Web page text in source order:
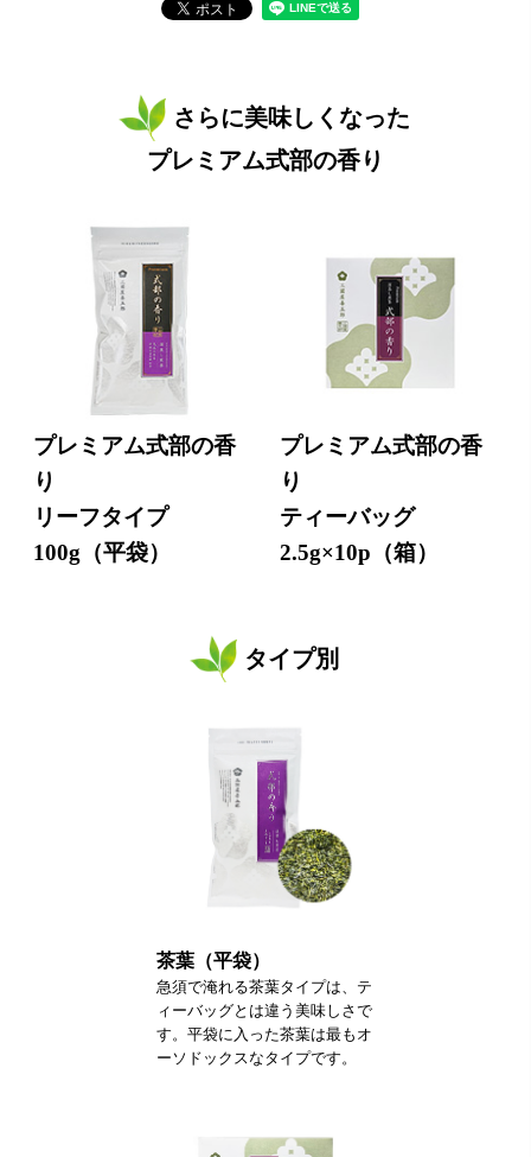
さらに美味しくなった
プレミアム式部の香り
プレミアム式部の香
り
リーフタイプ
100g（平袋）
プレミアム式部の香
り
ティーバッグ
2.5g×10p（箱）
タイプ別
茶葉（平袋）
急須で淹れる茶葉タイプは、テ
ィーバッグとは違う美味しさで
す。平袋に入った茶葉は最もオ
ーソドックスなタイプです。